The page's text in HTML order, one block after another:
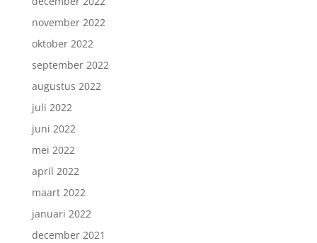
november 2022
oktober 2022
september 2022
augustus 2022
juli 2022
juni 2022
mei 2022
april 2022
maart 2022
januari 2022
december 2021